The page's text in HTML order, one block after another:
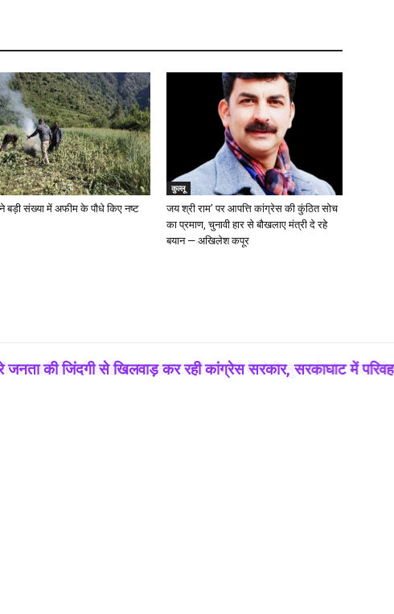
बड़ी संख्या में अफीम के पौधे किए नष्ट
कुल्लू
जय श्री राम’ पर आपत्ति कांग्रेस की कुंठित सोच
का प्रमाण, चुनावी हार से बौखलाए मंत्री दे रहे
बयान — अखिलेश कपूर